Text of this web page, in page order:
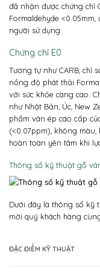
đã nhận được chứng chỉ
Formaldehyde
người sử dụng.
Chứng chỉ E0
Tương tự như CARB, chỉ
nồng độ phát thải
với sức khỏe càng cao.
như Nhật Bản, Úc, New
phẩm ván ép cao cấp
(<0.07ppm), không
hoàn toàn yên tâm khi
Thông số kỹ thuật gỗ
Dưới đây là thông số kỹ
mời quý khách hàng
ĐẶC ĐIỂM KỸ THUẬT